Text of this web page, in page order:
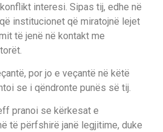
interesi. Sipas tij, edhe në
institucionet që miratojnë lejet
të jenë në kontakt me
por jo e veçantë në këtë
se i qëndronte punës së tij.
pranoi se kërkesat e
të përfshirë janë legjitime, duke